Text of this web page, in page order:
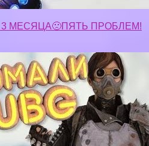
Взломали игру